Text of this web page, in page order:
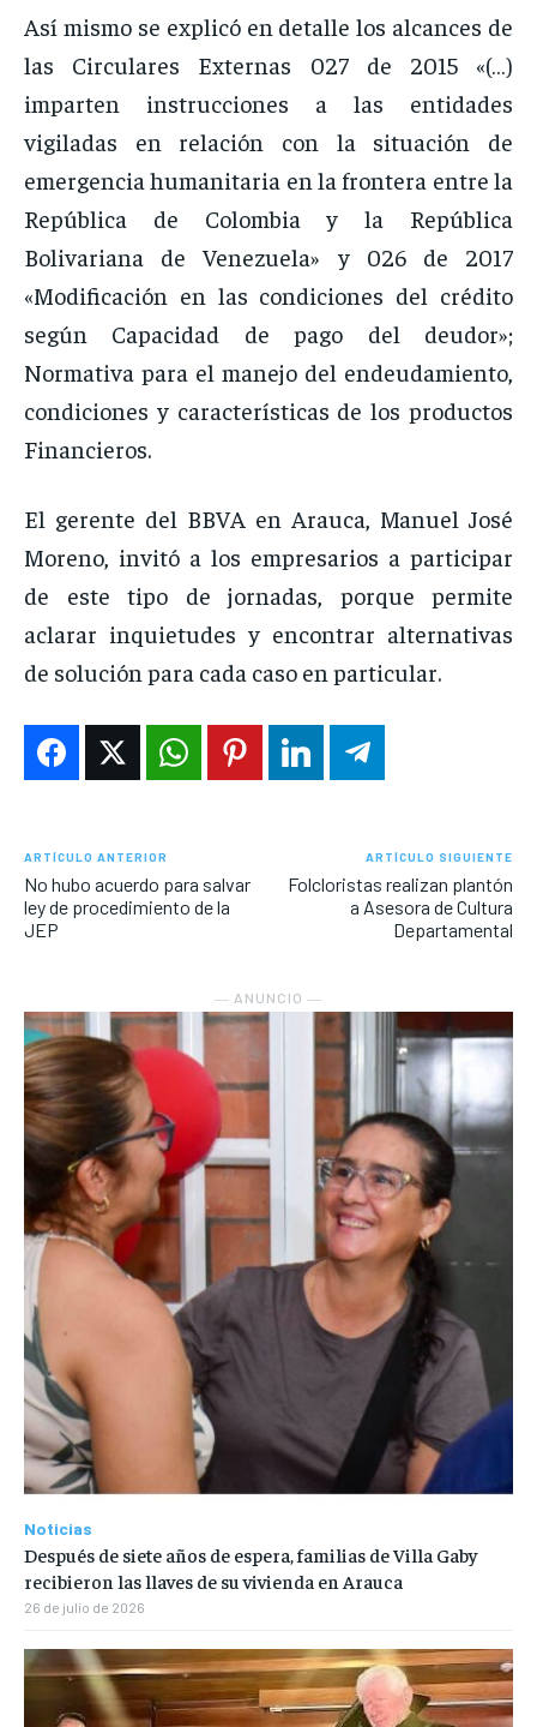
Así mismo se explicó en detalle los alcances de
las Circulares Externas 027 de 2015 «(…)
imparten instrucciones a las entidades
vigiladas en relación con la situación de
emergencia humanitaria en la frontera entre la
República de Colombia y la República
Bolivariana de Venezuela» y 026 de 2017
«Modificación en las condiciones del crédito
según Capacidad de pago del deudor»;
Normativa para el manejo del endeudamiento,
condiciones y características de los productos
Financieros.
El gerente del BBVA en Arauca, Manuel José
Moreno, invitó a los empresarios a participar
de este tipo de jornadas, porque permite
aclarar inquietudes y encontrar alternativas
de solución para cada caso en particular.
ARTÍCULO ANTERIOR
No hubo acuerdo para salvar
ley de procedimiento de la
JEP
ARTÍCULO SIGUIENTE
Folcloristas realizan plantón
a Asesora de Cultura
Departamental
― ANUNCIO ―
Noticias
Después de siete años de espera, familias de Villa Gaby
recibieron las llaves de su vivienda en Arauca
26 de julio de 2026